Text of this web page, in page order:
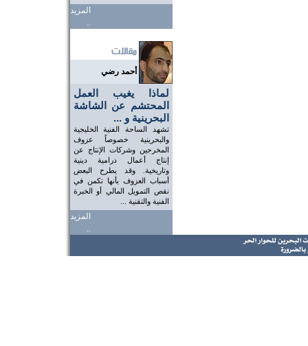
المزيد
..
أحمد رضي
لماذا يغيب العمل
المحتشم عن الشاشة
البحرينية و ...
تشهد الساحة الفنية الخليجية
والبحرينية خصوصاً عزوف
المخرجين وشركات الإنتاج عن
إنتاج أعمال درامية دينية
وتاريخية. وقد يطرح البعض
أسباب العزوف بأنها تكمن في
نقص التمويل المالي أو الخبرة
الفنية والتقنية ...
المزيد
..